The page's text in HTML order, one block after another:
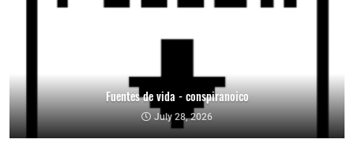
Fuentes de vida - conspiranoico
July 28, 2026